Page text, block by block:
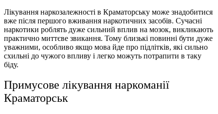
Лікування наркозалежності в Краматорську може знадобитися
вже після першого вживання наркотичних засобів. Сучасні
наркотики роблять дуже сильний вплив на мозок, викликають
практично миттєве звикання. Тому близькі повинні бути дуже
уважними, особливо якщо мова йде про підлітків, які сильно
схильні до чужого впливу і легко можуть потрапити в таку
біду.
Примусове лікування наркоманії
Краматорськ